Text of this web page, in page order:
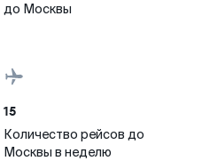
до Москвы
15
Количество рейсов до
Москвы в неделю